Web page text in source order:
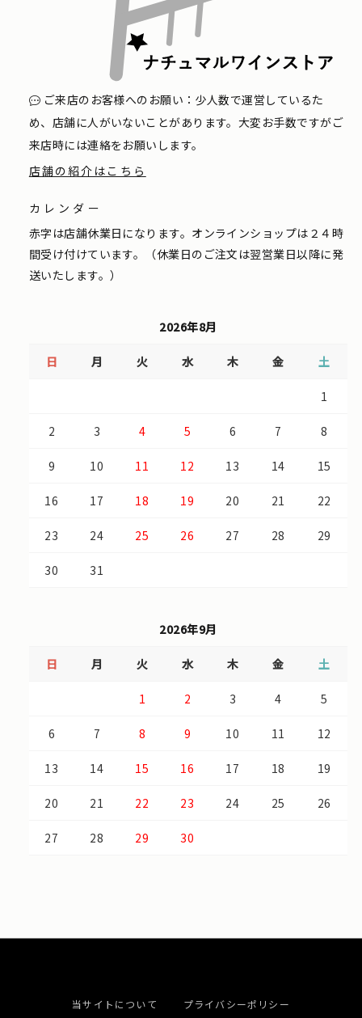
ご来店のお客様へのお願い：少人数で運営しているた
め、店舗に人がいないことがあります。大変お手数ですがご
来店時には連絡をお願いします。
店舗の紹介はこちら
カレンダー
赤字は店舗休業日になります。オンラインショップは２４時
間受け付けています。（休業日のご注文は翌営業日以降に発
送いたします。）
2026年8月
日 月 火 水 木 金 土
1
2 3 4 5 6 7 8
9 10 11 12 13 14 15
16 17 18 19 20 21 22
23 24 25 26 27 28 29
30 31
2026年9月
日 月 火 水 木 金 土
1 2 3 4 5
6 7 8 9 10 11 12
13 14 15 16 17 18 19
20 21 22 23 24 25 26
27 28 29 30
当サイトについて プライバシーポリシー